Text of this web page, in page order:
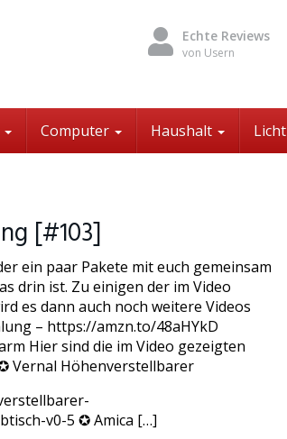
Echte Reviews
von Usern
Computer Haushalt Licht
[#103]
ein paar Pakete mit euch gemeinsam
drin ist. Zu einigen der im Video
es dann auch noch weitere Videos
– https://amzn.to/48aHYkD
Hier sind die im Video gezeigten
Vernal Höhenverstellbarer
v0-5 ✪ Amica […]